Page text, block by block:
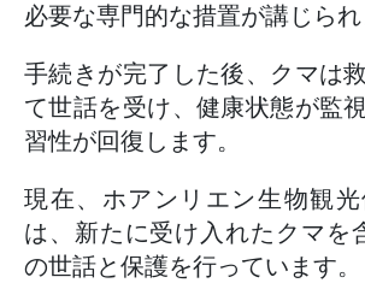
必要な専門的な措置が講じられ
手続きが完了した後、クマは
て世話を受け、健康状態が監
習性が回復します。
現在、ホアンリエン生物観
は、新たに受け入れたクマを
の世話と保護を行っています。